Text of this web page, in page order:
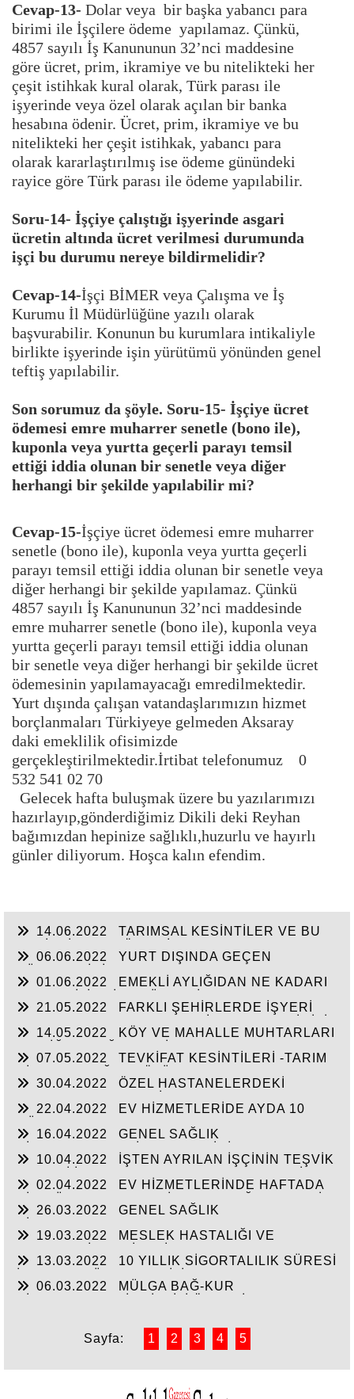
Cevap-13- Dolar veya bir başka yabancı para
birimi ile İşçilere ödeme yapılamaz. Çünkü,
4857 sayılı İş Kanununun 32’nci maddesine
göre ücret, prim, ikramiye ve bu nitelikteki her
çeşit istihkak kural olarak, Türk parası ile
işyerinde veya özel olarak açılan bir banka
hesabına ödenir. Ücret, prim, ikramiye ve bu
nitelikteki her çeşit istihkak, yabancı para
olarak kararlaştırılmış ise ödeme günündeki
rayice göre Türk parası ile ödeme yapılabilir.
Soru-14- İşçiye çalıştığı işyerinde asgari
ücretin altında ücret verilmesi durumunda
işçi bu durumu nereye bildirmelidir?
Cevap-14-İşçi BİMER veya Çalışma ve İş
Kurumu İl Müdürlüğüne yazılı olarak
başvurabilir. Konunun bu kurumlara intikaliyle
birlikte işyerinde işin yürütümü yönünden genel
teftiş yapılabilir.
Son sorumuz da şöyle. Soru-15- İşçiye ücret
ödemesi emre muharrer senetle (bono ile),
kuponla veya yurtta geçerli parayı temsil
ettiği iddia olunan bir senetle veya diğer
herhangi bir şekilde yapılabilir mi?
Cevap-15-İşçiye ücret ödemesi emre muharrer
senetle (bono ile), kuponla veya yurtta geçerli
parayı temsil ettiği iddia olunan bir senetle veya
diğer herhangi bir şekilde yapılamaz. Çünkü
4857 sayılı İş Kanununun 32’nci maddesinde
emre muharrer senetle (bono ile), kuponla veya
yurtta geçerli parayı temsil ettiği iddia olunan
bir senetle veya diğer herhangi bir şekilde ücret
ödemesinin yapılamayacağı emredilmektedir.
Yurt dışında çalışan vatandaşlarımızın hizmet
borçlanmaları Türkiyeye gelmeden Aksaray
daki emeklilik ofisimizde
gerçekleştirilmektedir.İrtibat telefonumuz 0
532 541 02 70
Gelecek hafta buluşmak üzere bu yazılarımızı
hazırlayıp,gönderdiğimiz Dikili deki Reyhan
bağımızdan hepinize sağlıklı,huzurlu ve hayırlı
günler diliyorum. Hoşca kalın efendim.
14.06.2022
TARIMSAL KESİNTİLER VE BU
EMEKLİLİK DURUMLARI
06.06.2022
YURT DIŞINDA GEÇEN
DURUMU İLE İŞ SÖZLEŞMESİNİN DEVRİDE
İŞÇİLERİN SGK MATRAHLARI
01.06.2022
EMEKLİ AYLIĞIDAN NE KADARI
İŞCİNİN BU SÜRELERİ PRİM GÜNÜNDEN
DÜŞÜLEBİLİR Mİ?
21.05.2022
FARKLI ŞEHİRLERDE İŞYERİ
TEŞVİKLERDEN YARARLANMASI--UZUN
SÜRELİ RAPOR ONAYLARI
14.05.2022
KÖY VE MAHALLE MUHTARLARI
İLGİLİ BİLGİLER
07.05.2022
TEVKİFAT KESİNTİLERİ -TARIM
30.04.2022
ÖZEL HASTANELERDEKİ
PAYI-YURTDIŞI EMEKLİLERİNİN VERECEĞİ
YOKLAMA BELGESİ-EVLENME İZNİ
22.04.2022
EV HİZMETLERİDE AYDA 10
KAPICILIĞI YAPANLARIN KOLAY İŞVERENLİK
UYGULAMASI İLE SGK BİLDİRİMLERİ.
16.04.2022
GENEL SAĞLIK
VEYA DIŞARIDAN ÜLKEMİZE TAŞIMALARINDA
YAPILACAKLAR-İSTEĞE BAĞLI
SİGORTALILARIN BORCU VE GSS
10.04.2022
İŞTEN AYRILAN İŞÇİNİN TEŞVİK
YEDEK SUBAYLIK HİZMETİNİN EMEKLİ
İKRAMİYESİNE KATKISI?
02.04.2022
EV HİZMETLERİNDE HAFTADA
BORÇLANMASIIN EMEKLİLİĞE ETKİSİ
26.03.2022
GENEL SAĞLIK
YARARLANILABİLİR- EMEKLİ SANDIĞI NA TABİ
DUL-YETİM AYLIKLARININ KESİLMESİNİ
GEREKTİREN HALLER.
19.03.2022
MESLEK HASTALIĞI VE
13.03.2022
10 YILLIK SİGORTALILIK SÜRESİ
06.03.2022
MÜLGA BAĞ-KUR
Sayfa:
1 2 3 4 5